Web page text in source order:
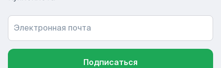
Электронная почта
Подписаться